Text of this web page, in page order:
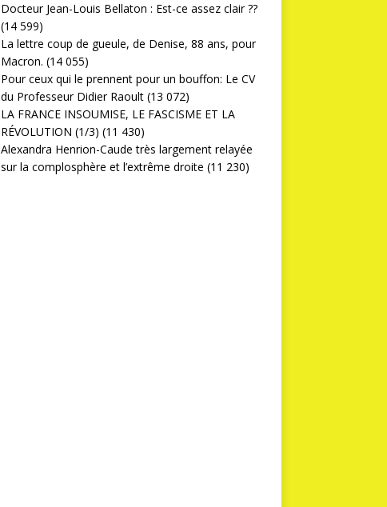
Docteur Jean-Louis Bellaton : Est-ce assez clair ??
(14 599)
La lettre coup de gueule, de Denise, 88 ans, pour
Macron. (14 055)
Pour ceux qui le prennent pour un bouffon: Le CV
du Professeur Didier Raoult (13 072)
LA FRANCE INSOUMISE, LE FASCISME ET LA
RÉVOLUTION (1/3) (11 430)
Alexandra Henrion-Caude très largement relayée
sur la complosphère et l’extrême droite (11 230)